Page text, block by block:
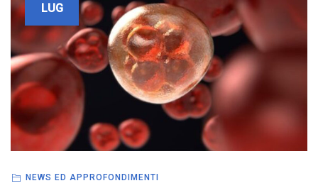
LUG
NEWS ED APPROFONDIMENTI